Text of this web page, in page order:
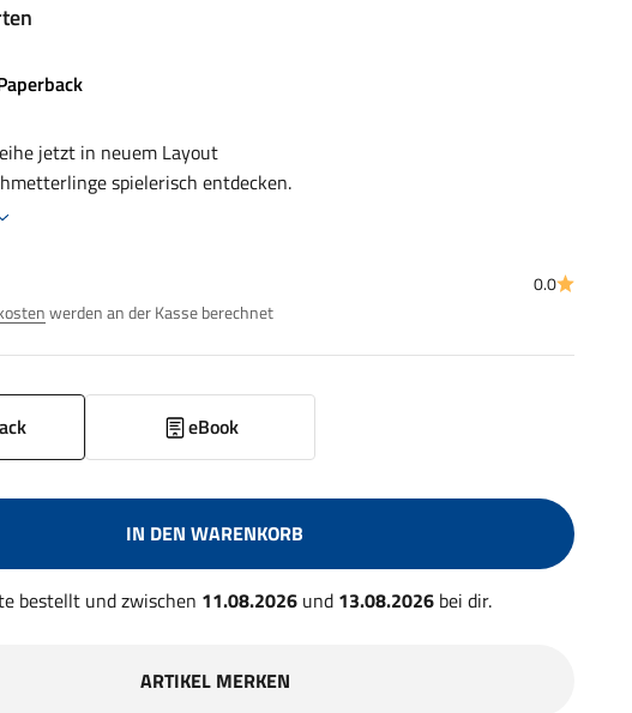
jetzt in neuem Layout
spielerisch entdecken.
werden an der Kasse berechnet
0.0
eBook
IN DEN WARENKORB
bestellt und zwischen 11.08.2026und 13.08.2026 bei dir.
ARTIKEL MERKEN